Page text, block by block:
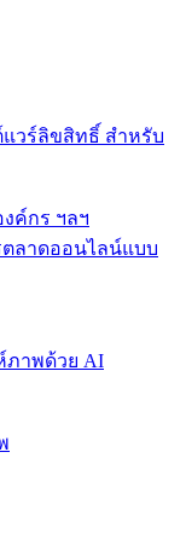
ค์กร ฯลฯ